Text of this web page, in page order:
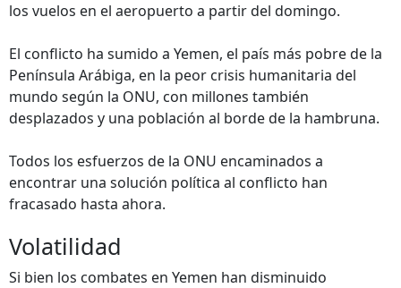
los vuelos en el aeropuerto a partir del domingo.
El conflicto ha sumido a Yemen, el país más pobre de la
Península Arábiga, en la peor crisis humanitaria del
mundo según la ONU, con millones también
desplazados y una población al borde de la hambruna.
Todos los esfuerzos de la ONU encaminados a
encontrar una solución política al conflicto han
fracasado hasta ahora.
Volatilidad
Si bien los combates en Yemen han disminuido